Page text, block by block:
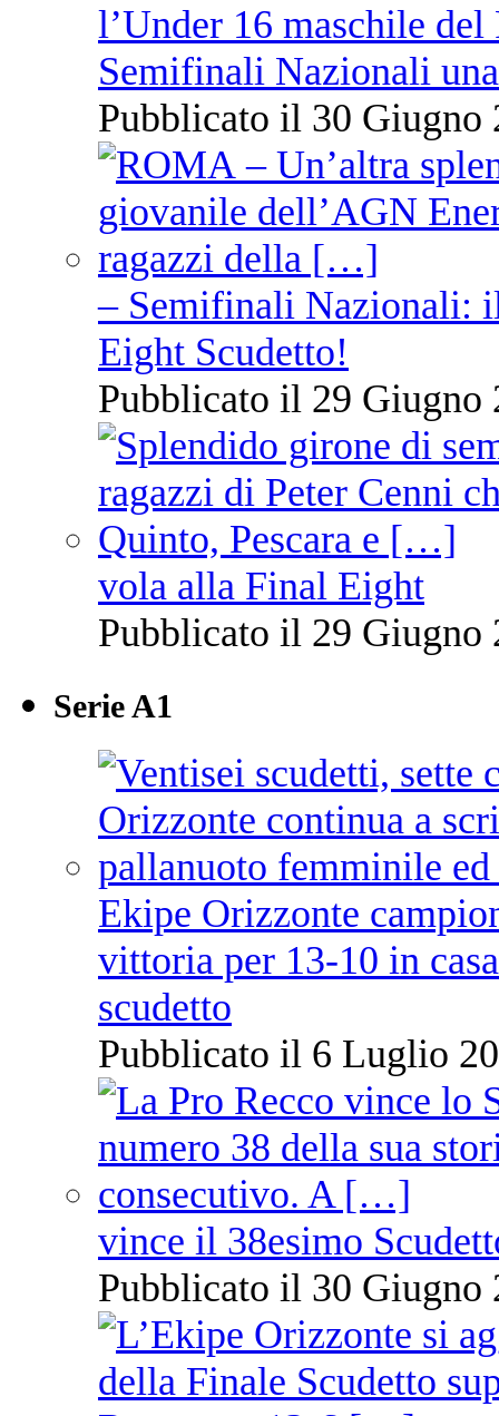
l’Under 16 maschile
Semifinali Nazionali
Pubblicato il 30 Giugno
– Semifinali Nazionali:
Eight Scudetto!
Pubblicato il 29 Giugno
vola alla Final Eight
Pubblicato il 29 Giugno
Serie A1
Ekipe Orizzonte
vittoria per 13-10 in
scudetto
Pubblicato il 6 Luglio
vince il 38esimo
Pubblicato il 30 Giugno